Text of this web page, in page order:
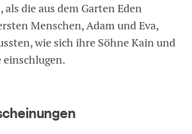
die aus dem Garten Eden
Menschen, Adam und Eva,
wie sich ihre Söhne Kain und
einschlugen.